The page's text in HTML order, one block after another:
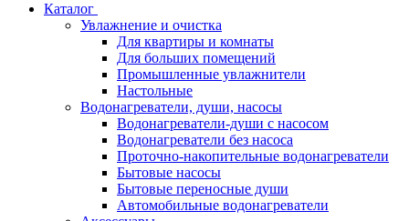
Каталог
Увлажнение и очистка
Для квартиры и комнаты
Для больших помещений
Промышленные увлажнители
Настольные
Водонагреватели, души, насосы
Водонагреватели-души с насосом
Водонагреватели без насоса
Проточно-накопительные водонагреватели
Бытовые насосы
Бытовые переносные души
Автомобильные водонагреватели